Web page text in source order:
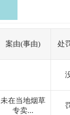
案由(事由) 处
未在当地烟草
专卖...